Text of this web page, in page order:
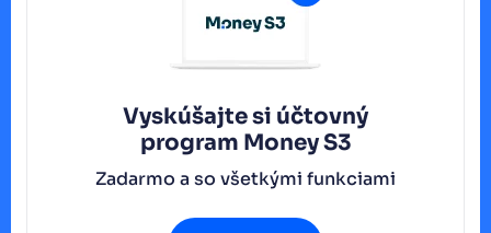
Vyskúšajte si účtovný
program Money S3
Zadarmo a so všetkými funkciami